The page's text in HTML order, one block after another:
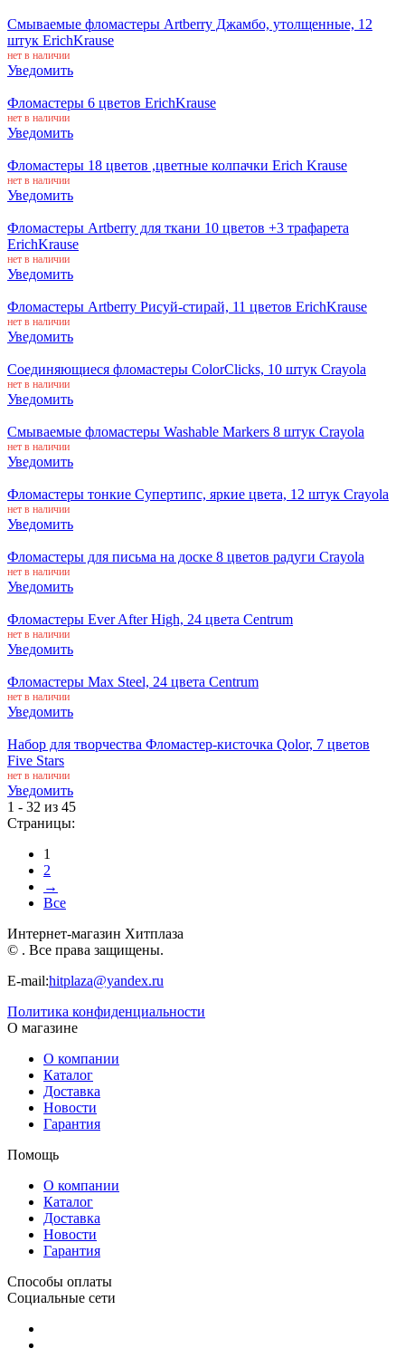
Смываемые фломастеры Artberry Джамбо, утолщенные, 12
штук ErichKrause
нет в наличии
Уведомить
Фломастеры 6 цветов ErichKrause
нет в наличии
Уведомить
Фломастеры 18 цветов ,цветные колпачки Erich Krause
нет в наличии
Уведомить
Фломастеры Artberry для ткани 10 цветов +3 трафарета
ErichKrause
нет в наличии
Уведомить
Фломастеры Artberry Рисуй-стирай, 11 цветов ErichKrause
нет в наличии
Уведомить
Соединяющиеся фломастеры ColorClicks, 10 штук Crayola
нет в наличии
Уведомить
Смываемые фломастеры Washable Markers 8 штук Crayola
нет в наличии
Уведомить
Фломастеры тонкие Супертипс, яркие цвета, 12 штук Crayola
нет в наличии
Уведомить
Фломастеры для письма на доске 8 цветов радуги Crayola
нет в наличии
Уведомить
Фломастеры Ever After High, 24 цвета Centrum
нет в наличии
Уведомить
Фломастеры Max Steel, 24 цвета Centrum
нет в наличии
Уведомить
Набор для творчества Фломастер-кисточка Qolor, 7 цветов
Five Stars
нет в наличии
Уведомить
1 - 32 из 45
Страницы:
1
2
→
Все
Интернет-магазин Хитплаза
© . Все права защищены.
E-mail:hitplaza@yandex.ru
Политика конфиденциальности
О магазине
О компании
Каталог
Доставка
Новости
Гарантия
Помощь
О компании
Каталог
Доставка
Новости
Гарантия
Способы оплаты
Социальные сети